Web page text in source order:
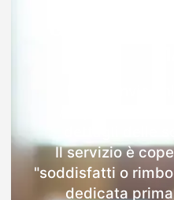
Il servizio è
"soddisfatti o
dedicata